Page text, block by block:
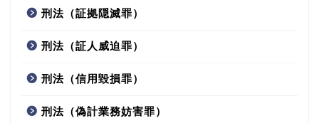
刑法（証拠隠滅罪）
刑法（証人威迫罪）
刑法（信用毀損罪）
刑法（偽計業務妨害罪）